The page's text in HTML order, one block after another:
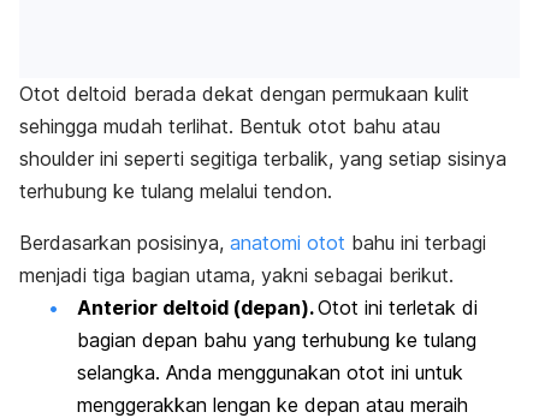
Otot deltoid berada dekat dengan permukaan kulit
sehingga mudah terlihat. Bentuk otot bahu atau
shoulder ini seperti segitiga terbalik, yang setiap sisinya
terhubung ke tulang melalui tendon.
Berdasarkan posisinya, anatomi otot bahu ini terbagi
menjadi tiga bagian utama, yakni sebagai berikut.
Anterior deltoid (depan).Otot ini terletak di
bagian depan bahu yang terhubung ke tulang
selangka. Anda menggunakan otot ini untuk
menggerakkan lengan ke depan atau meraih